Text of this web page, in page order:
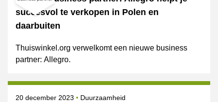
succesvol te verkopen in Polen en
daarbuiten
Thuiswinkel.org verwelkomt een nieuwe business
partner: Allegro.
Gepubliceerd op
20 december 2023 Onderwerpen
Duurzaamheid